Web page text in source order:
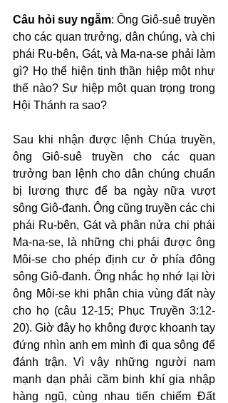
Câu hỏi suy ngẫm: Ông Giô-suê truyền
cho các quan trưởng, dân chúng, và chi
phái Ru-bên, Gát, và Ma-na-se phải làm
gì? Họ thể hiện tinh thần hiệp một như
thế nào? Sự hiệp một quan trọng trong
Hội Thánh ra sao?
Sau khi nhận được lệnh Chúa truyền,
ông Giô-suê truyền cho các quan
trưởng ban lệnh cho dân chúng chuẩn
bị lương thực để ba ngày nữa vượt
sông Giô-đanh. Ông cũng truyền các chi
phái Ru-bên, Gát và phân nửa chi phái
Ma-na-se, là những chi phái được ông
Môi-se cho phép định cư ở phía đông
sông Giô-đanh. Ông nhắc họ nhớ lại lời
ông Môi-se khi phân chia vùng đất này
cho họ (câu 12-15; Phục Truyền 3:12-
20). Giờ đây họ không được khoanh tay
đứng nhìn anh em mình đi qua sông để
đánh trận. Vì vậy những người nam
mạnh dạn phải cầm binh khí gia nhập
hàng ngũ, cùng nhau tiến chiếm Đất